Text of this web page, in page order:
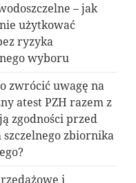
– jak
użytkować
ryzyka
wyboru
zwrócić uwagę na
atest PZH razem z
zgodności przed
szczelnego zbiornika
i